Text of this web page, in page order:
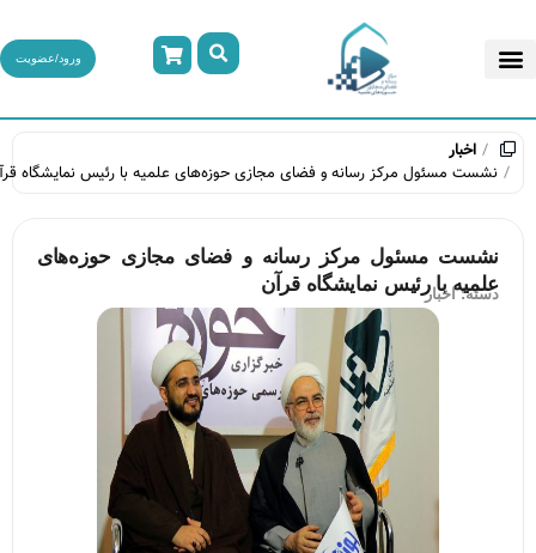
ورود/عضویت
اخبار
نشست مسئول مرکز رسانه و فضای مجازی حوزه‌های علمیه با رئیس نمایشگاه قرآن
نشست مسئول مرکز رسانه و فضای مجازی حوزه‌های
علمیه با رئیس نمایشگاه قرآن
دسته:اخبار